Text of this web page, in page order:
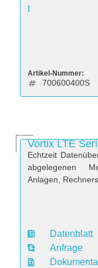
t
Artikel-Nummer:
700600400S
Vortix LTE
Echtzeit
abgelegenen
Anlagen,
D
a
Datenblatt
Anfrage